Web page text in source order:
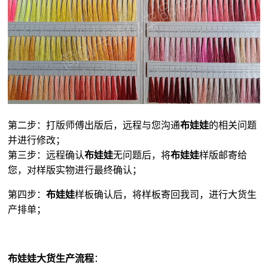
第二步：打版师傅出版后，远程与您沟通布娃娃的相关问题
并进行修改；
第三步：远程确认布娃娃无问题后，将布娃娃样版邮寄给
您，对样版实物进行最终确认；
第四步：布娃娃样板确认后，将样板寄回我司，进行大货生
产排单；
布娃娃大货生产流程：